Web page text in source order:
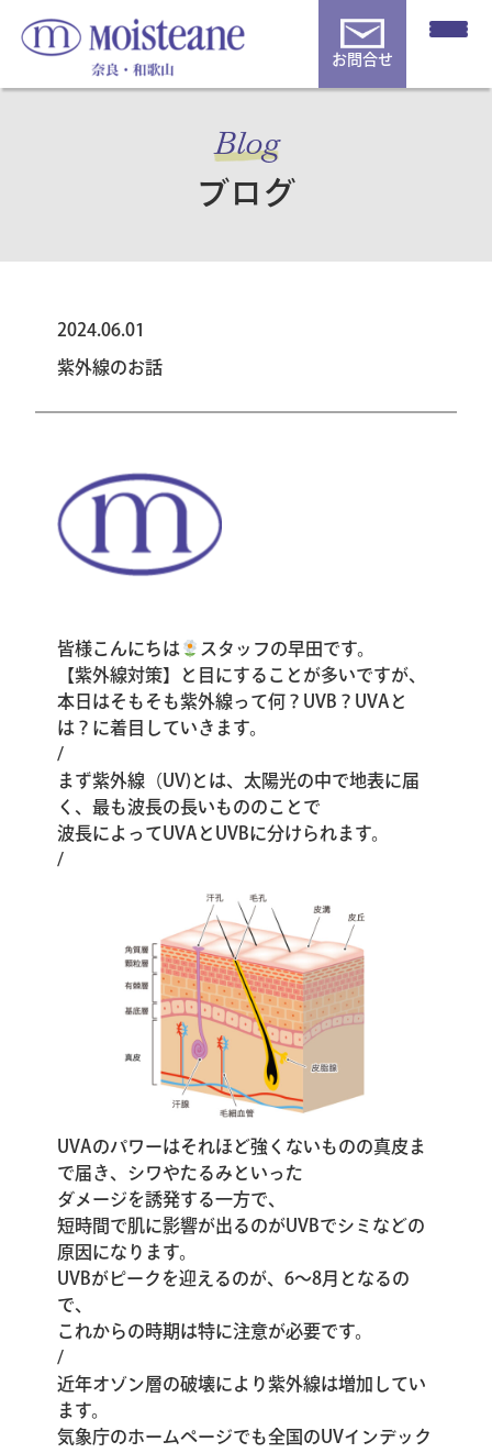
お問合せ
Blog
ブログ
2024.06.01
紫外線のお話
皆様こんにちは
スタッフの早田です。
【紫外線対策】と目にすることが多いですが、
本日はそもそも紫外線って何？UVB？UVAと
は？に着目していきます。
/
まず紫外線（UV)とは、太陽光の中で地表に届
く、最も波長の長いもののことで
波長によってUVAとUVBに分けられます。
/
UVAのパワーはそれほど強くないものの真皮ま
で届き、シワやたるみといった
ダメージを誘発する一方で、
短時間で肌に影響が出るのがUVBでシミなどの
原因になります。
UVBがピークを迎えるのが、6～8月となるの
で、
これからの時期は特に注意が必要です。
/
近年オゾン層の破壊により紫外線は増加してい
ます。
気象庁のホームページでも全国のUVインデック